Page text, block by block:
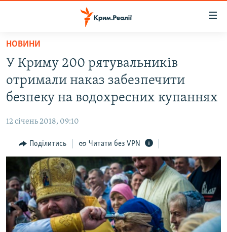
Перейти
основного
матеріалу
Перейти
до
основної
Перейти
до
пошуку
ВОДА.КРИМ
ВІДЕО ТА ФОТО
БЛОГИ
ПОГЛЯД
ІНТЕРВ'Ю
ВСЕ ЗА ДЕНЬ
СПЕЦПРОЕКТИ
ДЕПОРТАЦІЯ
ЯК ОБІЙТИ БЛОКУВАННЯ
НОВИНИ
У Криму 200 рятувальників
отримали наказ забезпечити
безпеку на водохресних купаннях
12 січень 2018, 09:10
Поділитись Читати без VPN